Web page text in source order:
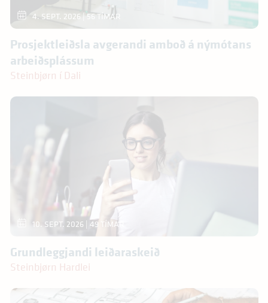
4. SEPT. 2026 | 56 TÍMAR
Prosjektleiðsla avgerandi amboð á nýmótans
arbeiðsplássum
Steinbjørn í Dali
10. SEPT. 2026 | 49 TÍMAR
Grundleggjandi leiðaraskeið
Steinbjørn Hardlei